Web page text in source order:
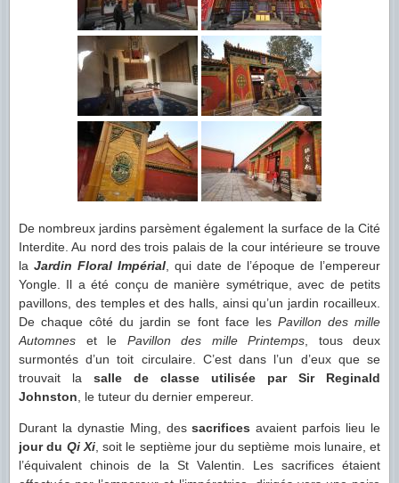
De nombreux jardins parsèment également la surface de la Cité
Interdite. Au nord des trois palais de la cour intérieure se trouve
la Jardin Floral Impérial , qui date de l’époque de l’empereur
Yongle. Il a été conçu de manière symétrique, avec de petits
pavillons, des temples et des halls, ainsi qu’un jardin rocailleux.
De chaque côté du jardin se font face les Pavillon des mille
Automnes et le Pavillon des mille Printemps , tous deux
surmontés d’un toit circulaire. C’est dans l’un d’eux que se
trouvait la salle de classe utilisée par Sir Reginald
Johnston , le tuteur du dernier empereur.
Durant la dynastie Ming, dessacrifices avaient parfois lieu le
jour du Qi Xi, soit le septième jour du septième mois lunaire, et
l’équivalent chinois de la St Valentin. Les sacrifices étaient